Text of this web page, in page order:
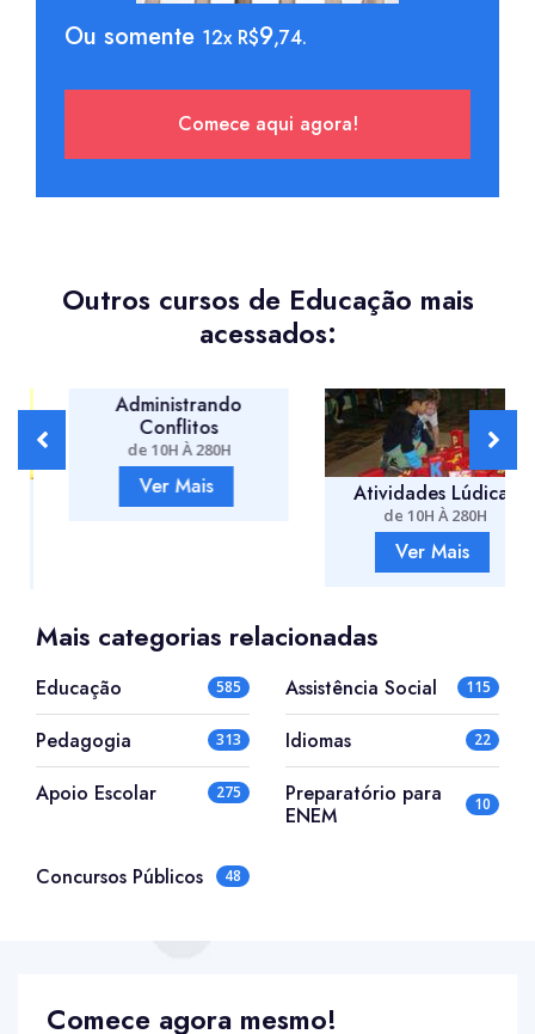
Ou somente 12x R$9,74.
Comece aqui agora!
Outros cursos de Educação mais
acessados:
Administrando
Conflitos
de 10H À 280H
Ver Mais Atividades Lúdicas
de 10H À 280H
Ver Mais
Mais categorias relacionadas
Educação 585
Pedagogia 313
Apoio Escolar 275
Assistência Social 115
Idiomas 22
Preparatório para
ENEM
10
Concursos Públicos 48
Comece agora mesmo!